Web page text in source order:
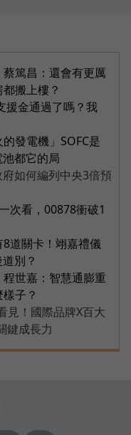
篤昌：還會有更厲
搬上樓？
援金通過了嗎？我
發電機」SOFC是
都它的局
如何編列中央3倍預
次看，00878衝破1
道關卡！翊嘉禮儀
別？
世嘉：智慧通膨重
子？
見！國際品牌X百大
鍵成長力